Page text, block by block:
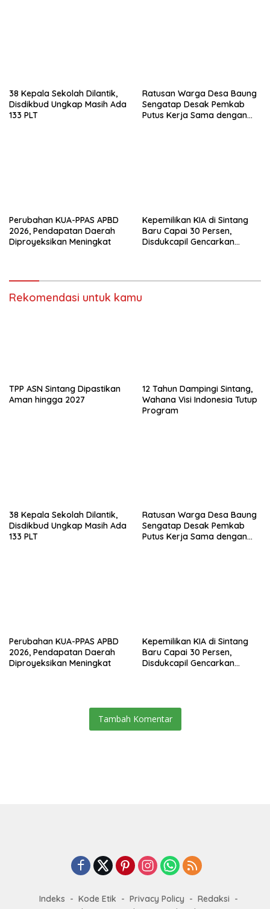
38 Kepala Sekolah Dilantik,
Disdikbud Ungkap Masih Ada
133 PLT
Ratusan Warga Desa Baung
Sengatap Desak Pemkab
Putus Kerja Sama dengan
Perubahan KUA-PPAS APBD
2026, Pendapatan Daerah
Diproyeksikan Meningkat
Kepemilikan KIA di Sintang
Baru Capai 30 Persen,
Disdukcapil Gencarkan
Rekomendasi untuk kamu
TPP ASN Sintang Dipastikan
Aman hingga 2027
12 Tahun Dampingi Sintang,
Wahana Visi Indonesia Tutup
Program
38 Kepala Sekolah Dilantik,
Disdikbud Ungkap Masih Ada
133 PLT
Ratusan Warga Desa Baung
Sengatap Desak Pemkab
Putus Kerja Sama dengan
Perubahan KUA-PPAS APBD
2026, Pendapatan Daerah
Diproyeksikan Meningkat
Kepemilikan KIA di Sintang
Baru Capai 30 Persen,
Disdukcapil Gencarkan
Tambah Komentar
Indeks Kode Etik Privacy Policy
Redaksi